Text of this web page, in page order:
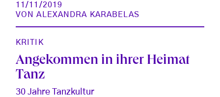
11/11/2019
VONALEXANDRA KARABELAS
KRITIK
Angekommen in ihrer Heimat
Tanz
30 Jahre Tanzkultur